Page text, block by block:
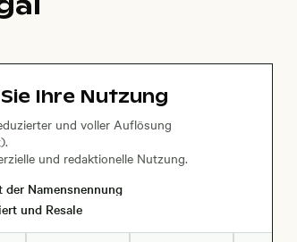
springen
Sie Ihre Nutzung
und voller Auflösung
und redaktionelle Nutzung.
der Namensnennung
und Resale